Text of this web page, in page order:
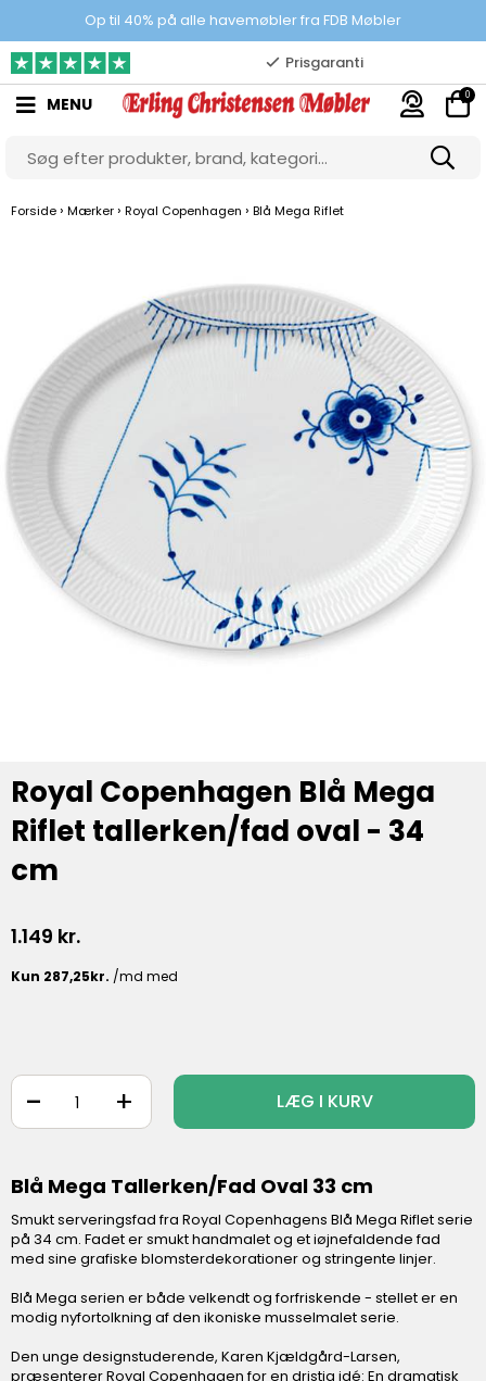
Op til 40% på alle havemøbler fra FDB Møbler
100% danskejet webshop
Prisgaranti
10.000 m2 showroom
Gratis & gode parkeringsforhold
MENU 0
Forside › Mærker › Royal Copenhagen › Blå Mega Riflet
Royal Copenhagen Blå Mega
Riflet tallerken/fad oval - 34
cm
1.149 kr.
+
- LÆG I KURV
Blå Mega Tallerken/Fad Oval 33 cm
Smukt serveringsfad fra Royal Copenhagens Blå Mega Riflet serie
på 34 cm. Fadet er smukt handmalet og et iøjnefaldende fad
med sine grafiske blomsterdekorationer og stringente linjer.
Blå Mega serien er både velkendt og forfriskende - stellet er en
modig nyfortolkning af den ikoniske musselmalet serie.
Den unge designstuderende, Karen Kjældgård-Larsen,
præsenterer Royal Copenhagen for en dristig idé: En dramatisk